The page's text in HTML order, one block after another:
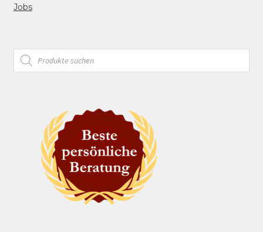
Jobs
Products
search